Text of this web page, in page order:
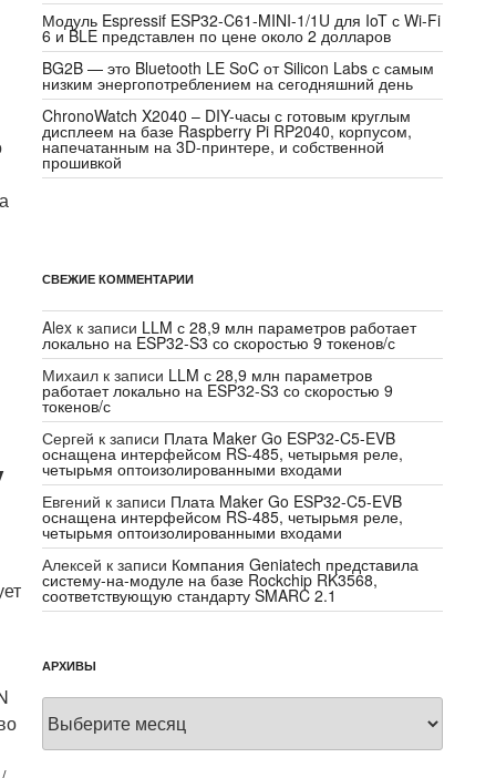
Модуль Espressif ESP32-C61-MINI-1/1U для IoT с Wi-Fi
6 и BLE представлен по цене около 2 долларов
BG2B — это Bluetooth LE SoC от Silicon Labs с самым
низким энергопотреблением на сегодняшний день
ChronoWatch X2040 – DIY-часы с готовым круглым
дисплеем на базе Raspberry Pi RP2040, корпусом,
напечатанным на 3D-принтере, и собственной
прошивкой
СВЕЖИЕ КОММЕНТАРИИ
Alex к записи LLM с 28,9 млн параметров работает
локально на ESP32-S3 со скоростью 9 токенов/с
Михаил к записи LLM с 28,9 млн параметров
работает локально на ESP32-S3 со скоростью 9
токенов/с
Сергей к записи Плата Maker Go ESP32-C5-EVB
оснащена интерфейсом RS-485, четырьмя реле,
четырьмя оптоизолированными входами
Евгений к записи Плата Maker Go ESP32-C5-EVB
оснащена интерфейсом RS-485, четырьмя реле,
четырьмя оптоизолированными входами
Алексей к записи Компания Geniatech представила
систему-на-модуле на базе Rockchip RK3568,
соответствующую стандарту SMARC 2.1
АРХИВЫ
Архивы